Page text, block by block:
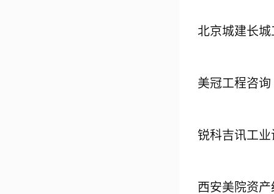
北京城建长
美冠工程咨
锐科吉讯工
西安美院资